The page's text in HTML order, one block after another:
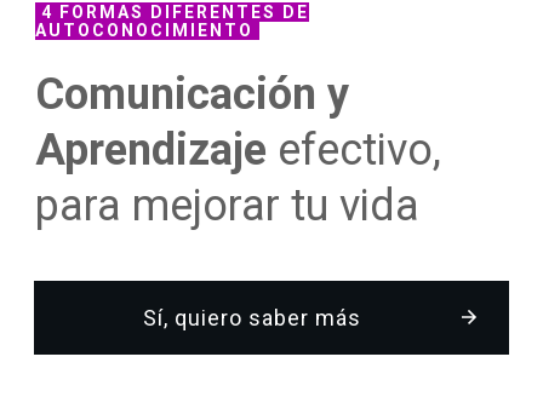
4 FORMAS DIFERENTES DE
AUTOCONOCIMIENTO
Comunicación y
Aprendizaje efectivo,
para mejorar tu vida
Sí, quiero saber más